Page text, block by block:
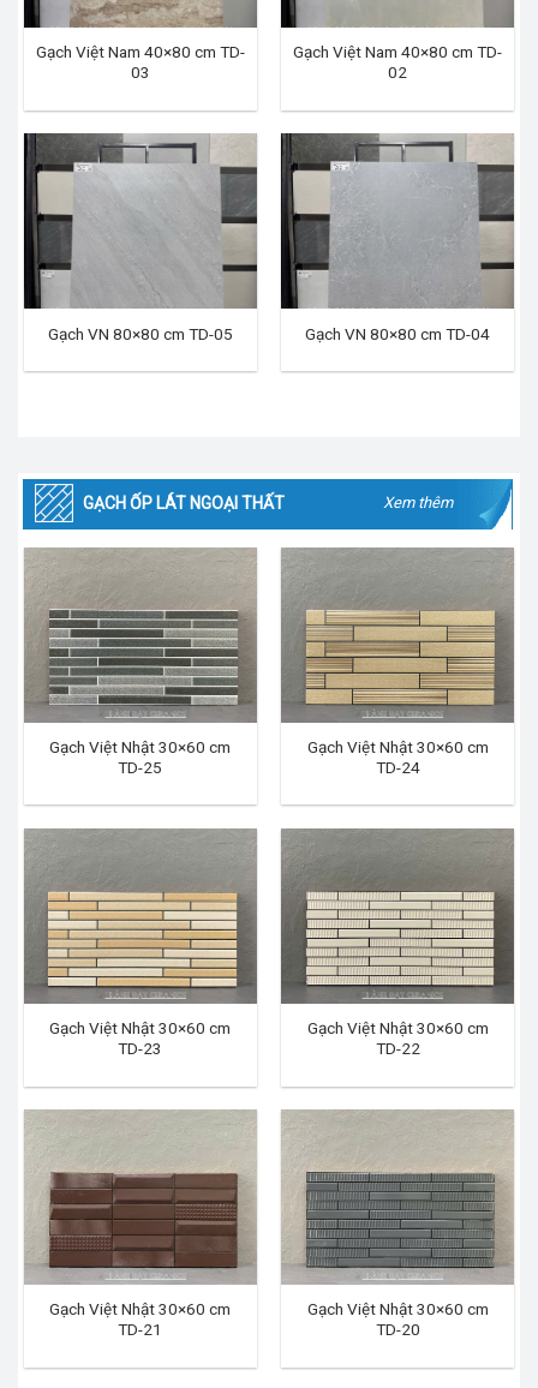
Gạch Việt Nam 40×80 cm TD-
03
Gạch Việt Nam 40×80 cm TD-
02
Gạch VN 80×80 cm TD-05 Gạch VN 80×80 cm TD-04
GẠCH ỐP LÁT NGOẠI THẤT Xem thêm
Gạch Việt Nhật 30×60 cm
TD-25
Gạch Việt Nhật 30×60 cm
TD-24
Gạch Việt Nhật 30×60 cm
TD-23
Gạch Việt Nhật 30×60 cm
TD-22
Gạch Việt Nhật 30×60 cm
TD-21
Gạch Việt Nhật 30×60 cm
TD-20